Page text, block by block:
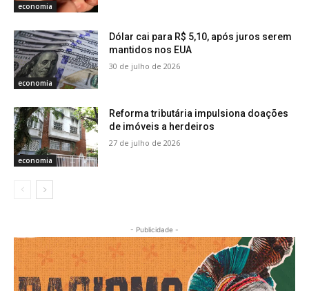
economia
economia
Dólar cai para R$ 5,10, após juros serem
mantidos nos EUA
30 de julho de 2026
economia
Reforma tributária impulsiona doações
de imóveis a herdeiros
27 de julho de 2026
- Publicidade -